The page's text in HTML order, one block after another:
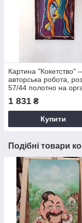
Картина "Кокетство"
авторська робота,
57/44 полотно на
акриловий розпис
1 831 ₴
Купити
Подібні товари